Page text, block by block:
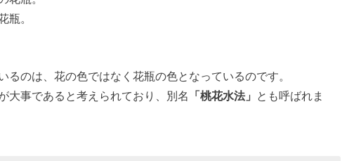
瓶。
るのは、花の色ではなく花瓶の色となっているのです。
大事であると考えられており、別名
「桃花水法」
とも呼ばれま